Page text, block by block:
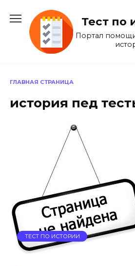
содержанию
Тест по
Портал
ГЛАВНАЯ СТРАНИЦА
история пед
ТЕСТ ПО ИСТОРИИ